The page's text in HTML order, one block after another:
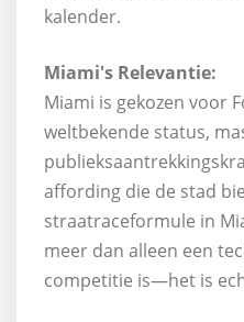
kalender.
Miami's Relevantie:
Miami is gekozen voor
weltbekende status,
affording die de stad
straatraceformule in
meer dan alleen een
competitie is—het is